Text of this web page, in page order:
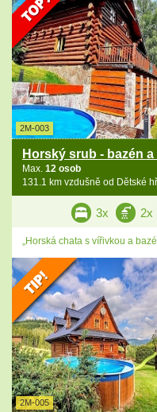
2M-003
Horský srub - bazén
Max. 12 osob
131.1 km vzdušně od Dětské
3x 2x
„Horská chata s vířivkou a
2M-005